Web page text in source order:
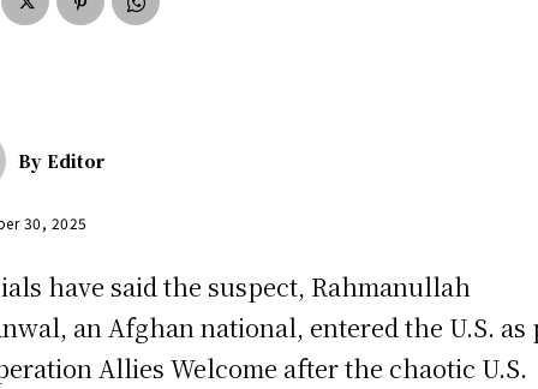
By Editor
30, 2025
have said the suspect, Rahmanullah
an Afghan national, entered the U.S. as
Allies Welcome after the chaotic U.S.